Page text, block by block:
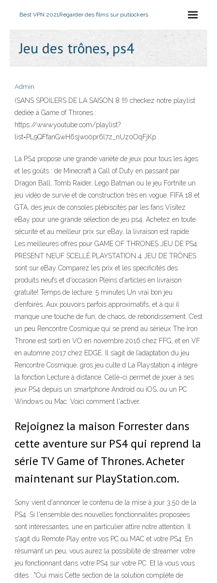
Best VPN 2021Regarder des films sur putlockers
Jeu des trônes, ps4
Admin
(SANS SPOILERS DE LA SAISON 8 !!!) checkez notre playlist
dédiée à Game of Thrones :
https://www.youtube.com/playlist?
list=PL9QFfanGwH6sjwo0pr6l7z_nUz0OqFjKp
La PS4 propose une grande variété de jeux pour tous les âges
et les goûts : de Minecraft à Call of Duty en passant par
Dragon Ball, Tomb Raider, Lego Batman ou le jeu Fortnite un
jeu vidéo de survie et de construction très en vogue. FIFA 18 et
GTA, des jeux de consoles plébiscités par les fans Visitez
eBay pour une grande sélection de jeu ps4. Achetez en toute
sécurité et au meilleur prix sur eBay, la livraison est rapide.
Les meilleures offres pour GAME OF THRONES JEU DE PS4
PRÉSENT NEUF SCELLÉ PLAYSTATION 4 JEU DE TRÔNES
sont sur eBay Comparez les prix et les spécificités des
produits neufs et d'occasion Pleins d'articles en livraison
gratuite! Temps de lecture: 5 minutes Un vrai bon jeu
d’enfoirés. Aux pouvoirs parfois approximatifs, et à qui il
manque une touche de fun, de chaos, de rebondissement. C’est
un peu Rencontre Cosmique qui se prend au sérieux The Iron
Throne est sorti en VO en novembre 2016 chez FFG, et en VF
en automne 2017 chez EDGE. Il s’agit de l’adaptation du jeu
Rencontre Cosmique, gros jeu culte d La Playstation 4 intègre
la fonction Lecture à distance. Celle-ci permet de jouer à ses
jeux PS4 depuis un smartphone Android ou iOS, ou un PC
Windows ou Mac. Voici comment l'activer.
Rejoignez la maison Forrester dans
cette aventure sur PS4 qui reprend la
série TV Game of Thrones. Acheter
maintenant sur PlayStation.com.
Sony vient d'annoncer le contenu de la mise à jour 3.50 de la
PS4. Si l'ensemble des nouvelles fonctionnalités proposées
sont intéressantes, une en particulier attire notre attention. Il
s'agit du Remote Play entre vos PC ou MAC et votre PS4. En
résumant un peu, vous aurez la possibilité de streamer votre
jeu fonctionnant dans votre PS4 sur votre PC. Et là vous vous
dites : "Oui mais Cette section de la solution complète de